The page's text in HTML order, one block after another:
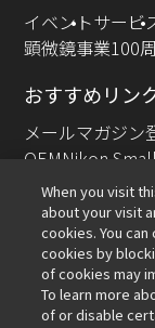
イベントサービ
顕微鏡事業100
おすすめリン
メールマガジン
OEMNikon
NIKON JOICO
その他のニコ
カメラ・双眼
インダストリ
ズ事業）
When you visit
about your visit
cookies. You
cookies by
of cookies may
To learn more
of or disable